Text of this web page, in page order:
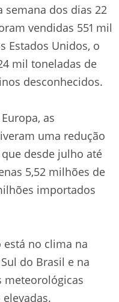
semana dos dias 22
vendidas 551 mil
Estados Unidos, o
mil toneladas de
desconhecidos.
as
uma redução
desde julho até
5,52 milhões de
importados
no clima na
do Brasil e na
meteorológicas